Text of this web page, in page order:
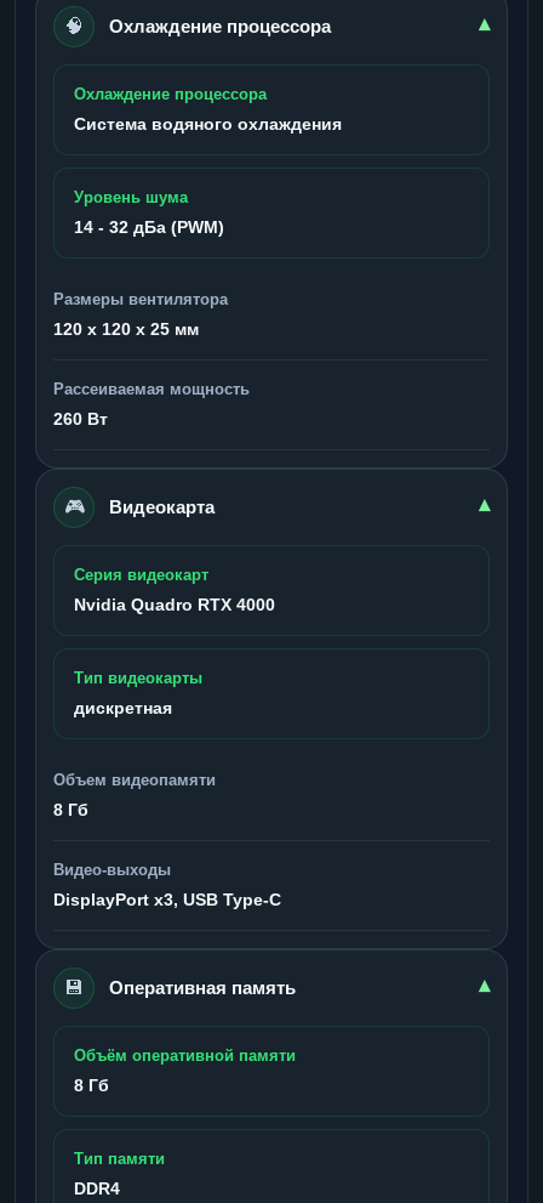
🧠 Охлаждение процессора ▾
Охлаждение процессора
Система водяного охлаждения
Уровень шума
14 - 32 дБа (PWM)
Размеры вентилятора
120 x 120 x 25 мм
Рассеиваемая мощность
260 Вт
🎮 Видеокарта ▾
Серия видеокарт
Nvidia Quadro RTX 4000
Тип видеокарты
дискретная
Объем видеопамяти
8 Гб
Видео-выходы
DisplayPort x3, USB Type-C
💾 Оперативная память ▾
Объём оперативной памяти
8 Гб
Тип памяти
DDR4